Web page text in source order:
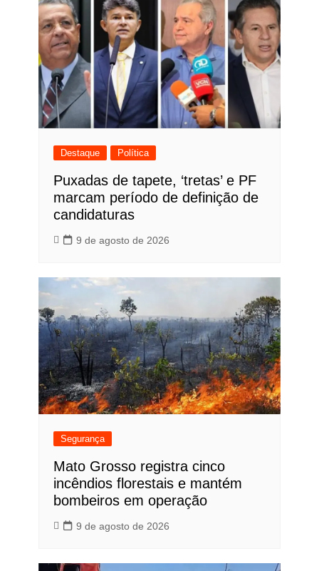
Destaque Política
Puxadas de tapete, ‘tretas’ e PF
marcam período de definição de
candidaturas
9 de agosto de 2026
Segurança
Mato Grosso registra cinco
incêndios florestais e mantém
bombeiros em operação
9 de agosto de 2026